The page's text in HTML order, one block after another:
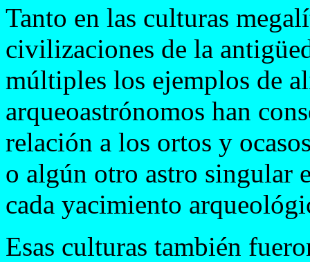
Tanto en las culturas
civilizaciones de la
múltiples los ejemplos de
arqueoastrónomos han
relación a los ortos y
o algún otro astro singular
cada yacimiento
Esas culturas también